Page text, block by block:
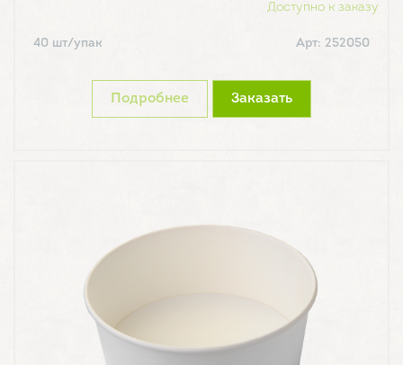
Доступно к заказу
40 шт/упак Арт: 252050
Подробнее Заказать